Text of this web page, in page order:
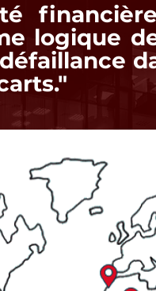
logique